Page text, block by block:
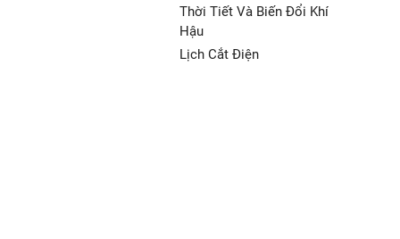
Thời Tiết Và Biến Đổi Khí
Hậu
Lịch Cắt Điện